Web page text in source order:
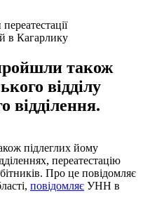
в Кагарлику
також
відділу
відділення.
підлеглих йому
переатестацію
Про це повідомляє
повідомляє УНН в